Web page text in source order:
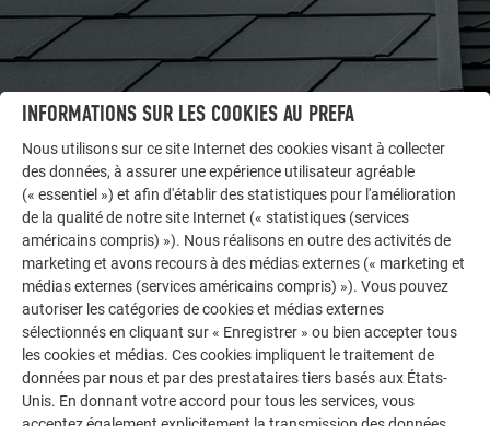
LAISSEZ-VOUS INSPIRER
AUTRES BÂTIMENTS
La galerie de références PREFA démontre la
polyvalence de l’aluminium. Découvrez d’autres projets
impressionnants avec les solutions en aluminium
durables de PREFA pour toitures, systèmes solaires et
façades.
INFORMATIONS SUR LES COOKIES AU PREFA
Nous utilisons sur ce site Internet des cookies visant à collecter
des données, à assurer une expérience utilisateur agréable
(« essentiel ») et afin d'établir des statistiques pour l'amélioration
de la qualité de notre site Internet (« statistiques (services
américains compris) »). Nous réalisons en outre des activités de
marketing et avons recours à des médias externes (« marketing et
médias externes (services américains compris) »). Vous pouvez
autoriser les catégories de cookies et médias externes
sélectionnés en cliquant sur « Enregistrer » ou bien accepter tous
les cookies et médias. Ces cookies impliquent le traitement de
données par nous et par des prestataires tiers basés aux États-
Unis. En donnant votre accord pour tous les services, vous